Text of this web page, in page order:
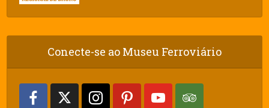
Conecte-se ao Museu Ferroviário